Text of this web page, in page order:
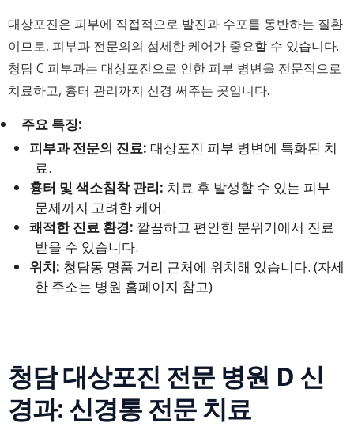
대상포진은 피부에 직접적으로 발진과 수포를 동반하는 질환
이므로, 피부과 전문의의 섬세한 케어가 중요할 수 있습니다.
청담 C 피부과는 대상포진으로 인한 피부 병변을 전문적으로
치료하고, 흉터 관리까지 신경 써주는 곳입니다.
주요 특징:
피부과 전문의 진료: 대상포진 피부 병변에 특화된 치
료.
흉터 및 색소침착 관리: 치료 후 발생할 수 있는 피부
문제까지 고려한 케어.
쾌적한 진료 환경: 깔끔하고 편안한 분위기에서 진료
받을 수 있습니다.
위치: 청담동 명품 거리 근처에 위치해 있습니다. (자세
한 주소는 병원 홈페이지 참고)
청담 대상포진 전문 병원 D 신
경과: 신경통 전문 치료